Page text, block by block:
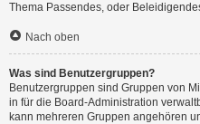
Thema Passendes, oder
Nach oben
Was sind Benutzergruppen?
Benutzergruppen sind Gruppen von
in für die Board-Administration
kann mehreren Gruppen angehören